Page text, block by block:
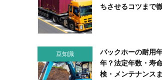
ちさせるコツまで
豆知識
バックホーの耐用
年？法定年数・寿
検・メンテナンス